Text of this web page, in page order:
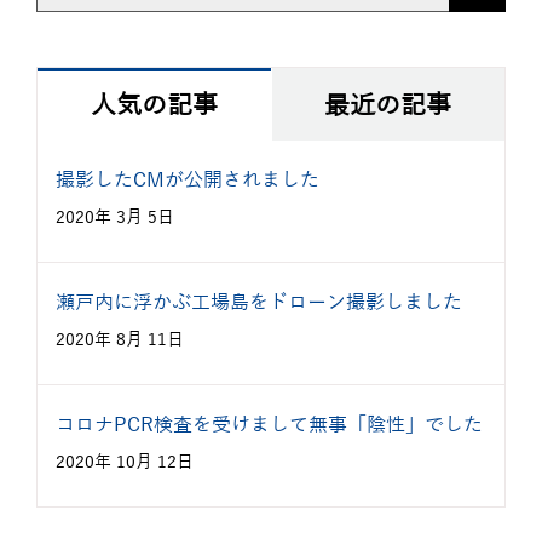
索
ド:
人気の記事 最近の記事
撮影したCMが公開されました
2020年 3月 5日
瀬戸内に浮かぶ工場島をドローン撮影しました
2020年 8月 11日
コロナPCR検査を受けまして無事「陰性」でした
2020年 10月 12日